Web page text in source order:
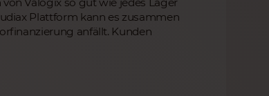
Plattform kann es zusammen
anfällt. Kunden